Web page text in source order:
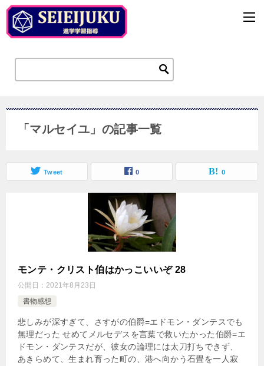
「マルセイユ」の記事一覧
Tweet 0 0
モンテ・クリスト伯はかっこいいぞ 28
公開日： 2021年8月23日
書物感想
悲しみが深すぎて、さすがの伯爵=エドモン・ダンテスでも
無理だった せめてメルセデスを言葉で救いたかった伯爵=エ
ドモン・ダンテスだが、彼女の論理には太刀打ちできず、
あきらめて、生まれ育った町の、港へ向かう石畳を一人寂